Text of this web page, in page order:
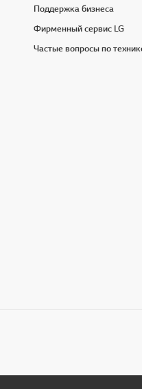
Поддержка бизнеса
Фирменный сервис LG
Частые вопросы по